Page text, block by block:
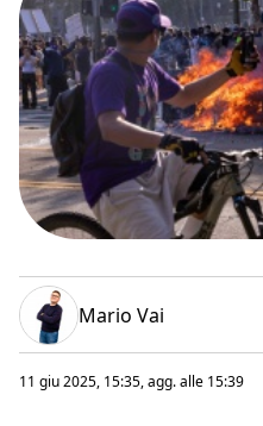
Mario Vai
11 giu 2025, 15:35, agg. alle 15:39